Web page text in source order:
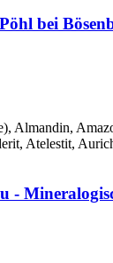
bei
Almandin,
Atelestit,
-